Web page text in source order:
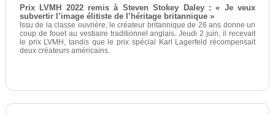
Prix LVMH 2022 remis à Steven Stokey Daley : « Je veux
subvertir l’image élitiste de l’héritage britannique »
Issu de la classe ouvrière, le créateur britannique de 26 ans donne un
coup de fouet au vestiaire traditionnel anglais. Jeudi 2 juin, il recevait
le prix LVMH, tandis que le prix spécial Karl Lagerfeld récompensait
deux créateurs américains.